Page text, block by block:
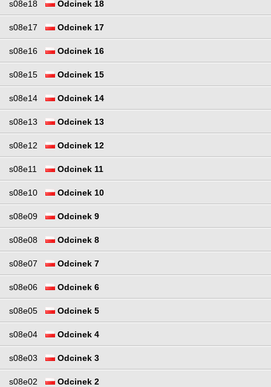
s08e18 Odcinek 18
s08e17 Odcinek 17
s08e16 Odcinek 16
s08e15 Odcinek 15
s08e14 Odcinek 14
s08e13 Odcinek 13
s08e12 Odcinek 12
s08e11 Odcinek 11
s08e10 Odcinek 10
s08e09 Odcinek 9
s08e08 Odcinek 8
s08e07 Odcinek 7
s08e06 Odcinek 6
s08e05 Odcinek 5
s08e04 Odcinek 4
s08e03 Odcinek 3
s08e02 Odcinek 2